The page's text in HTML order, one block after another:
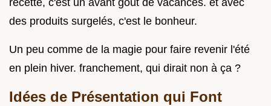
recette, c'est un avant goût de vacances. et avec
des produits surgelés, c'est le bonheur.
Un peu comme de la magie pour faire revenir l'été
en plein hiver. franchement, qui dirait non à ça ?
Idées de Présentation qui Font